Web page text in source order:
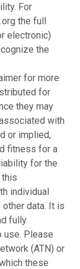
For
the full
electronic)
the
for more
for
they may
with
or implied,
fitness for a
for the
individual
data. It is
fully
use. Please
(ATN) or
these